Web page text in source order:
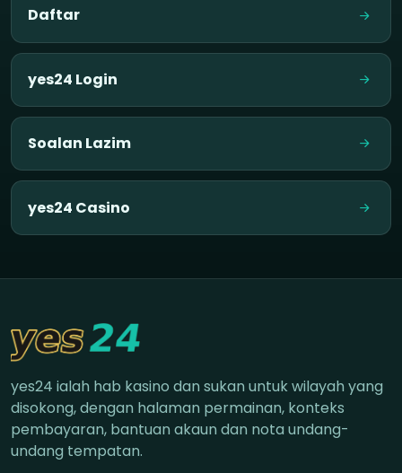
Daftar
yes24 Login
Soalan Lazim
yes24 Casino
yes24 ialah hab kasino dan sukan untuk wilayah yang
disokong, dengan halaman permainan, konteks
pembayaran, bantuan akaun dan nota undang-
undang tempatan.